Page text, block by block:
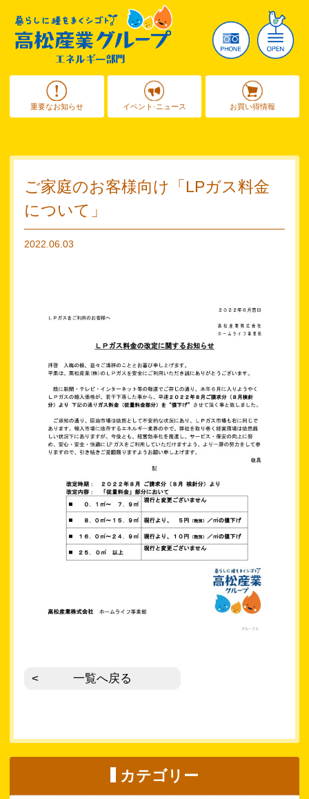
重要なお知らせ イベント·ニュース お買い得情報
ご家庭のお客様向け「LPガス料金
について」
2022.06.03
一覧へ戻る
カテゴリー